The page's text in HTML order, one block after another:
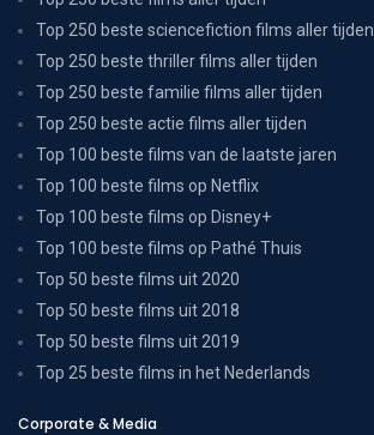
Top 250 beste sciencefiction films aller tijden
Top 250 beste thriller films aller tijden
Top 250 beste familie films aller tijden
Top 250 beste actie films aller tijden
Top 100 beste films van de laatste jaren
Top 100 beste films op Netflix
Top 100 beste films op Disney+
Top 100 beste films op Pathé Thuis
Top 50 beste films uit 2020
Top 50 beste films uit 2018
Top 50 beste films uit 2019
Top 25 beste films in het Nederlands
Corporate & Media